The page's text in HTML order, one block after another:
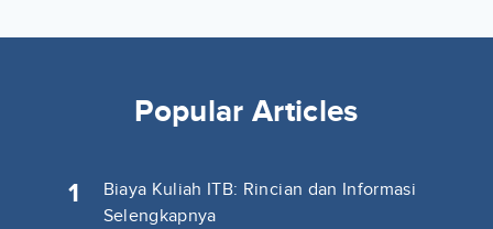
Popular Articles
1
Biaya Kuliah ITB: Rincian dan Informasi
Selengkapnya